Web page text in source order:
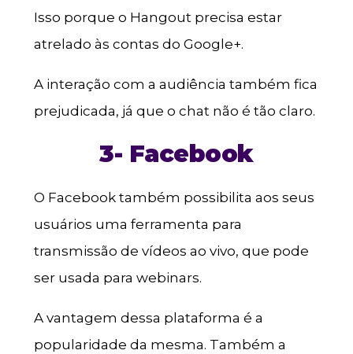
Isso porque o Hangout precisa estar
atrelado às contas do Google+.
A interação com a audiência também fica
prejudicada, já que o chat não é tão claro.
3- Facebook
O Facebook também possibilita aos seus
usuários uma ferramenta para
transmissão de vídeos ao vivo, que pode
ser usada para webinars.
A vantagem dessa plataforma é a
popularidade da mesma. Também a